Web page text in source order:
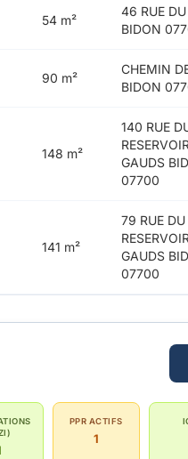
54 m²
46 RUE
BIDON
90 m²
CHEMIN
BIDON
148 m²
140 RUE
GAUDS
07700
141 m²
79 RUE DU
GAUDS
07700
PPR ACTIFS
1